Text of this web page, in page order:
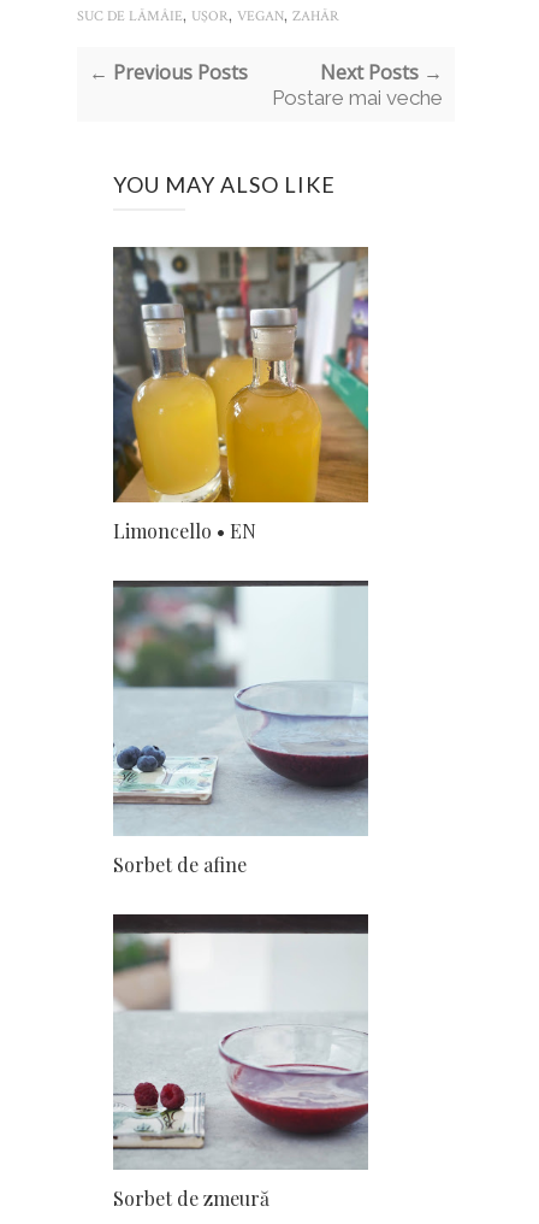
SUC DE LĂMÂIE, UŞOR, VEGAN, ZAHĂR
← Previous Posts Next Posts →
Postare mai veche
YOU MAY ALSO LIKE
Limoncello • EN
Sorbet de afine
Sorbet de zmeură